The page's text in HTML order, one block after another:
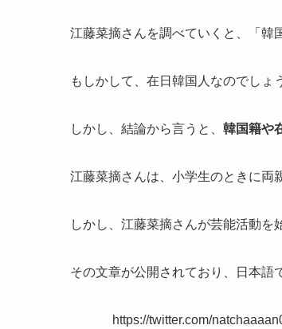
江藤菜摘さんを調べていくと、「韓
もしかして、在日韓国人なのでしょ
しかし、結論から言うと、 韓国籍や
江藤菜摘さんは、小学生のときに両
しかし、江藤菜摘さんが芸能活動を
その文章が公開されており、日本語
https://twitter.com/